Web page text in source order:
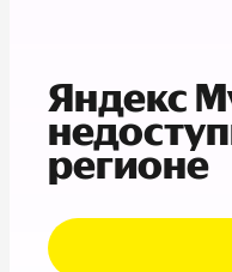
Яндекс
регионе